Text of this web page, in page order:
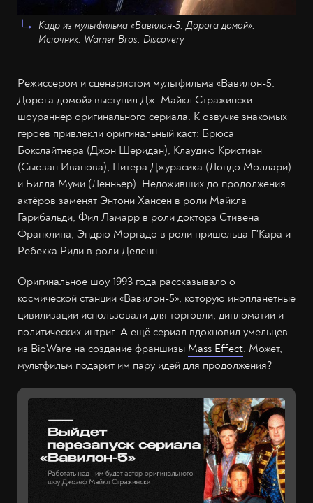
Кадр из мультфильма «Вавилон-5: Дорога домой».
Источник: Warner Bros. Discovery
Режиссёром и сценаристом мультфильма «Вавилон-5:
Дорога домой» выступил Дж. Майкл Стражински —
шоураннер оригинального сериала. К озвучке знакомых
героев привлекли оригинальный каст: Брюса
Бокслайтнера (Джон Шеридан), Клаудию Кристиан
(Сьюзан Иванова), Питера Джурасика (Лондо Моллари)
и Билла Муми (Ленньер). Недоживших до продолжения
актёров заменят Энтони Хансен в роли Майкла
Гарибальди, Фил Ламарр в роли доктора Стивена
Франклина, Эндрю Моргадо в роли пришельца Г'Кара и
Ребекка Риди в роли Деленн.
Оригинальное шоу 1993 года рассказывало о
космической станции «Вавилон-5», которую инопланетные
цивилизации использовали для торговли, дипломатии и
политических интриг. А ещё сериал вдохновил умельцев
из BioWare на создание франшизы Mass Effect. Может,
мультфильм подарит им пару идей для продолжения?